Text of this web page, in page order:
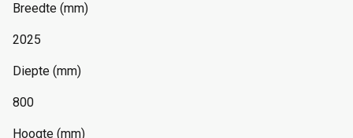
Breedte (mm)
2025
Diepte (mm)
800
Hoogte (mm)